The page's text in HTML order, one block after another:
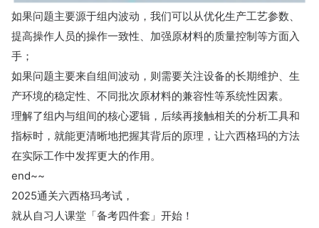
如果问题主要源于组内波动，我们可以从优化生产工艺参数、
提高操作人员的操作一致性、加强原材料的质量控制等方面入
手；
如果问题主要来自组间波动，则需要关注设备的长期维护、生
产环境的稳定性、不同批次原材料的兼容性等系统性因素。
理解了组内与组间的核心逻辑，后续再接触相关的分析工具和
指标时，就能更清晰地把握其背后的原理，让六西格玛的方法
在实际工作中发挥更大的作用。
end~~
2025通关六西格玛考试，
就从自习人课堂「备考四件套」开始！